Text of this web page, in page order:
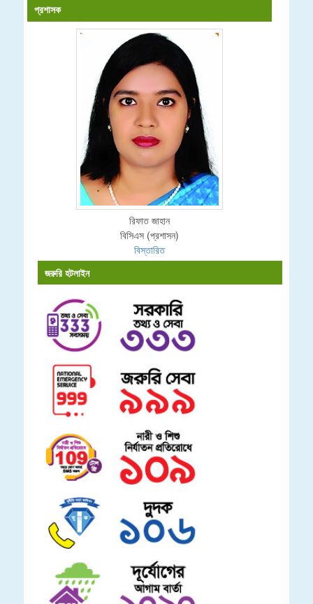
প্রশাসক
রিফাত জাহান
বিসিএস (প্রশাসন)
বিস্তারিত
জরুরি হটলাইন